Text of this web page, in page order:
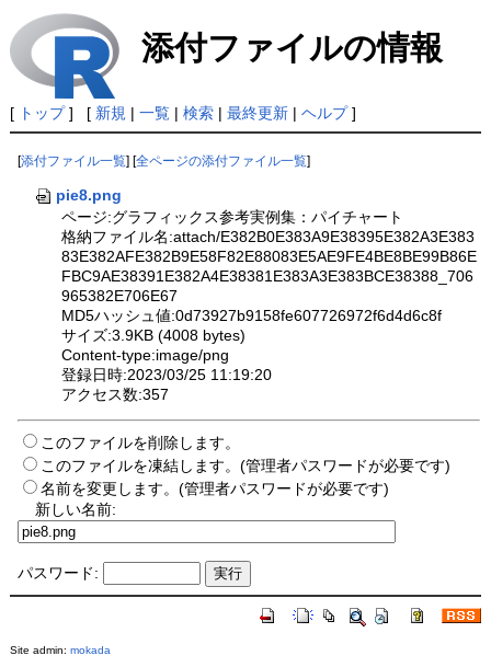
添付ファイルの情報
[ トップ] [ 新規 | 一覧| 検索| 最終更新| ヘルプ]
[添付ファイル一覧 ] [全ページの添付ファイル一覧
pie8.png
ページ:グラフィックス参考実例集：パイチャート
格納ファイル名:attach/E382B0E383A9E38395E382A3E383
83E382AFE382B9E58F82E88083E5AE9FE4BE8BE99B86E
FBC9AE38391E382A4E38381E383A3E383BCE38388_706
965382E706E67
MD5ハッシュ値:0d73927b9158fe607726972f6d4d6c8f
サイズ:3.9KB (4008 bytes)
Content-type:image/png
登録日時:2023/03/25 11:19:20
アクセス数:357
このファイルを削除します。
このファイルを凍結します。(管理者パスワードが必要です)
名前を変更します。(管理者パスワードが必要です)
新しい名前:
パスワード:
Site admin: mokada